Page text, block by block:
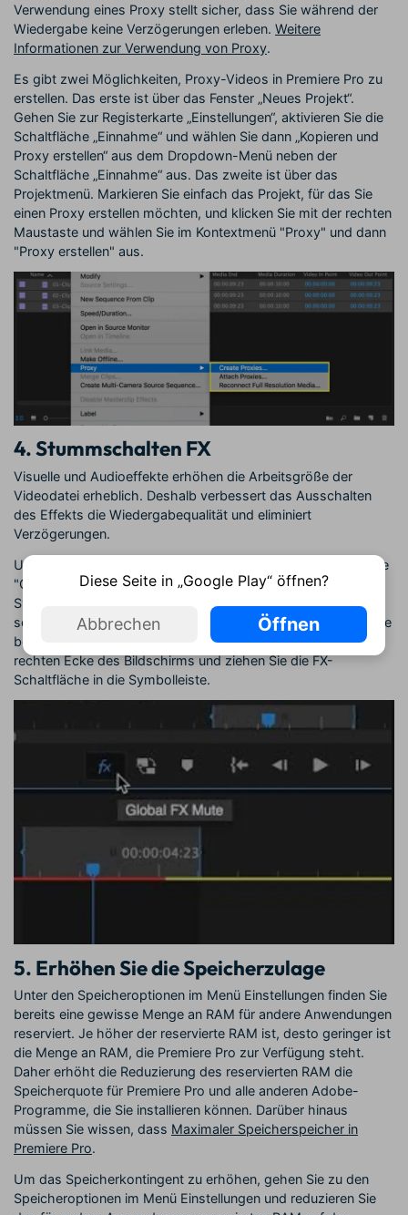
Verwendung eines Proxy stellt sicher, dass Sie während der
Wiedergabe keine Verzögerungen erleben. Weitere
Informationen zur Verwendung von Proxy.
Es gibt zwei Möglichkeiten, Proxy-Videos in Premiere Pro zu
erstellen. Das erste ist über das Fenster „Neues Projekt“.
Gehen Sie zur Registerkarte „Einstellungen“, aktivieren Sie die
Schaltfläche „Einnahme“ und wählen Sie dann „Kopieren und
Proxy erstellen“ aus dem Dropdown-Menü neben der
Schaltfläche „Einnahme“ aus. Das zweite ist über das
Projektmenü. Markieren Sie einfach das Projekt, für das Sie
einen Proxy erstellen möchten, und klicken Sie mit der rechten
Maustaste und wählen Sie im Kontextmenü "Proxy" und dann
"Proxy erstellen" aus.
4. Stummschalten FX
Visuelle und Audioeffekte erhöhen die Arbeitsgröße der
Videodatei erheblich. Deshalb verbessert das Ausschalten
des Effekts die Wiedergabequalität und eliminiert
Verzögerungen.
Um den Effekt auszuschalten, klicken Sie auf die Schaltfläche
"Global FX Mute", die eines der Symbole in der Wiedergabe-
Symbolleiste unterhalb des Wiedergabebildschirms sein
sollte. Wenn sich die FX-Schaltfläche nicht in der Symbolleiste
befindet, klicken Sie auf die "+"-Schaltfläche in der unteren
rechten Ecke des Bildschirms und ziehen Sie die FX-
Schaltfläche in die Symbolleiste.
5. Erhöhen Sie die Speicherzulage
Unter den Speicheroptionen im Menü Einstellungen finden Sie
bereits eine gewisse Menge an RAM für andere Anwendungen
reserviert. Je höher der reservierte RAM ist, desto geringer ist
die Menge an RAM, die Premiere Pro zur Verfügung steht.
Daher erhöht die Reduzierung des reservierten RAM die
Speicherquote für Premiere Pro und alle anderen Adobe-
Programme, die Sie installieren können. Darüber hinaus
müssen Sie wissen, dass Maximaler Speicherspeicher in
Premiere Pro.
Um das Speicherkontingent zu erhöhen, gehen Sie zu den
Speicheroptionen im Menü Einstellungen und reduzieren Sie
Diese Seite in „Google Play“ öffnen?
Abbrechen Öffnen